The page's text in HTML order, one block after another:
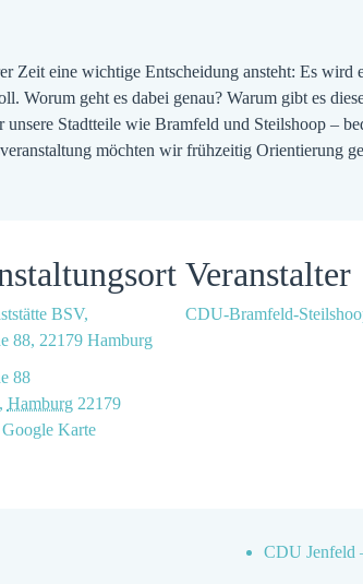
Zeit eine wichtige Entscheidung ansteht: Es wird
Worum geht es dabei genau? Warum gibt es
Stadtteile wie Bramfeld und Steilshoop –
möchten wir frühzeitig Orientierung
BSV,
88, 22179 Hamburg
88
Hamburg 22179
Google Karte
Veranstalter
CDU-Bramfeld-
CDU Jenfeld